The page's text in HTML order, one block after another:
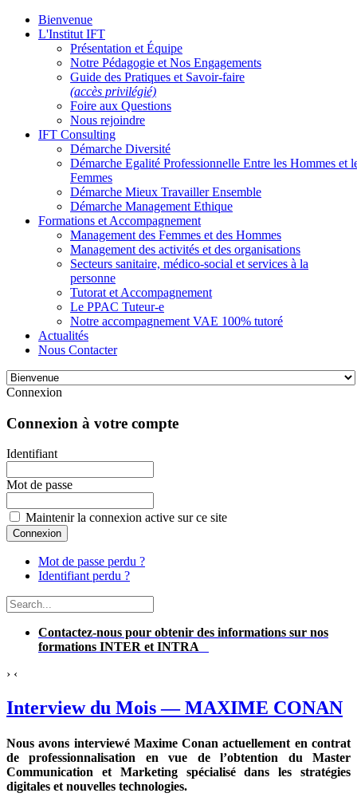
Bienvenue
L'Institut IFT
Présentation et Équipe
Notre Pédagogie et Nos Engagements
Guide des Pratiques et Savoir-faire
(accès privilégié)
Foire aux Questions
Nous rejoindre
IFT Consulting
Démarche Diversité
Démarche Egalité Professionnelle Entre les Hommes et
Femmes
Démarche Mieux Travailler Ensemble
Démarche Management Ethique
Formations et Accompagnement
Management des Femmes et des Hommes
Management des activités et des organisations
Secteurs sanitaire, médico-social et services à la
personne
Tutorat et Accompagnement
Le PPAC Tuteur-e
Notre accompagnement VAE 100% tutoré
Actualités
Nous Contacter
Connexion
Connexion à votre compte
Identifiant
Mot de passe
Maintenir la connexion active sur ce site
Mot de passe perdu ?
Identifiant perdu ?
Contactez-nous pour obtenir des informations sur nos
formations INTER et INTRA
› ‹
Interview du Mois — MAXIME CONAN
Nous avons interviewé Maxime Conan actuellement en contrat
de professionnalisation en vue de l’obtention du Master
Communication et Marketing spécialisé dans les stratégies
digitales et nouvelles technologies.